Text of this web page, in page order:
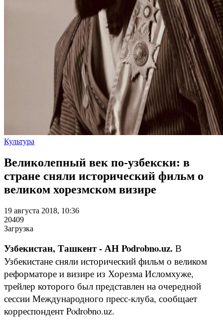
Культура
Великолепный век по-узбекски: в
стране сняли исторический фильм о
великом хорезмском визире
19 августа 2018, 10:36
20409
Загрузка
Узбекистан, Ташкент - АН Podrobno.uz. В
Узбекистане сняли исторический фильм о великом
реформаторе и визире из Хорезма Исломхуже,
трейлер которого был представлен на очередной
сессии Международного пресс-клуба, сообщает
корреспондент Podrobno.uz.